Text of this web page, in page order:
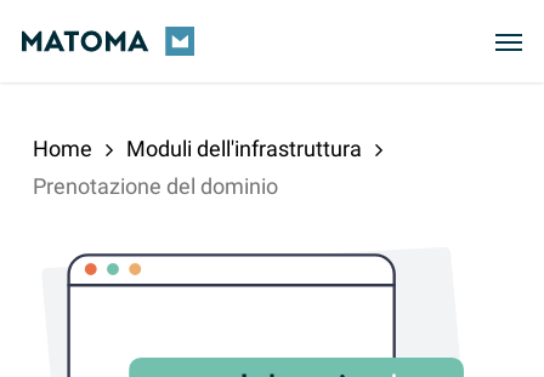
Home
Moduli dell'infrastruttura
Prenotazione del dominio